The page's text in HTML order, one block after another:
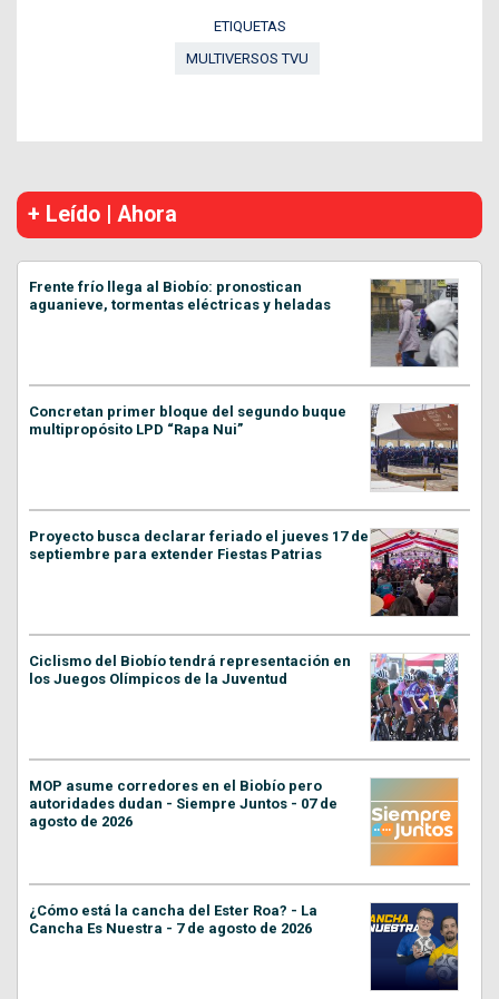
ETIQUETAS
MULTIVERSOS TVU
+ Leído | Ahora
Frente frío llega al Biobío: pronostican
aguanieve, tormentas eléctricas y heladas
Concretan primer bloque del segundo buque
multipropósito LPD “Rapa Nui”
Proyecto busca declarar feriado el jueves 17 de
septiembre para extender Fiestas Patrias
Ciclismo del Biobío tendrá representación en
los Juegos Olímpicos de la Juventud
MOP asume corredores en el Biobío pero
autoridades dudan - Siempre Juntos - 07 de
agosto de 2026
¿Cómo está la cancha del Ester Roa? - La
Cancha Es Nuestra - 7 de agosto de 2026